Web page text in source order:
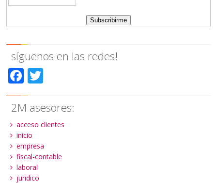
síguenos en las redes!
Facebook
2M asesores:
acceso clientes
inicio
empresa
fiscal-contable
laboral
juridico